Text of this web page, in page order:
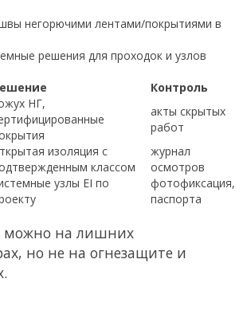
негорючими лентами/покрытиями в
решения для проходок и узлов
Контроль
НГ,
акты скрытых
работ
изоляция с
классом
журнал
осмотров
узлы EI по
фотофиксация,
паспорта
можно на лишних
но не на огнезащите и